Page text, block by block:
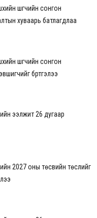
шүүгчийн сонгон
хуваарь батлагдлаа
шүүгчийн сонгон
бүртгэлээ
ээлжит 26 дугаар
2027 оны төсвийн төслийг